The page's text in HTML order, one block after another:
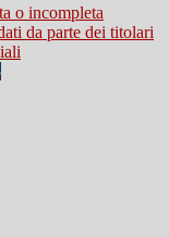
o incompleta
da parte dei titolari